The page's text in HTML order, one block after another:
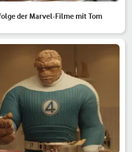
der Marvel-Filme mit Tom